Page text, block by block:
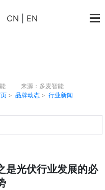
CN EN
来源：多麦智能
> 品牌动态 > 行业新闻
是光伏行业发展的必